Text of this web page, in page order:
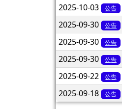
2025-10-03 公告
2025-09-30 公告
2025-09-30 公告
2025-09-30 公告
2025-09-22 公告
2025-09-18 公告